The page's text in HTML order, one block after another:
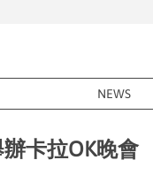
NEWS
卡拉OK晚會